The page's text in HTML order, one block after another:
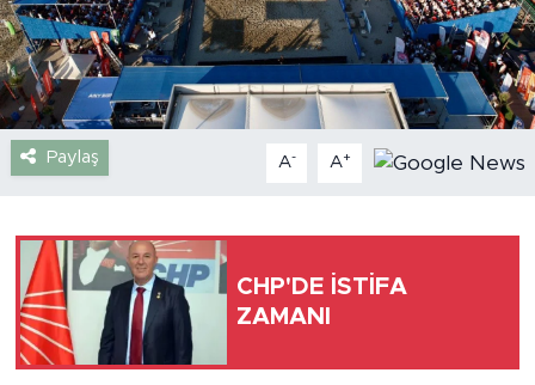
Paylaş A- A+
CHP'DE İSTİFA
ZAMANI
Kültür-Sanat
Sağlık
Siyaset
Turizm
Türkiye